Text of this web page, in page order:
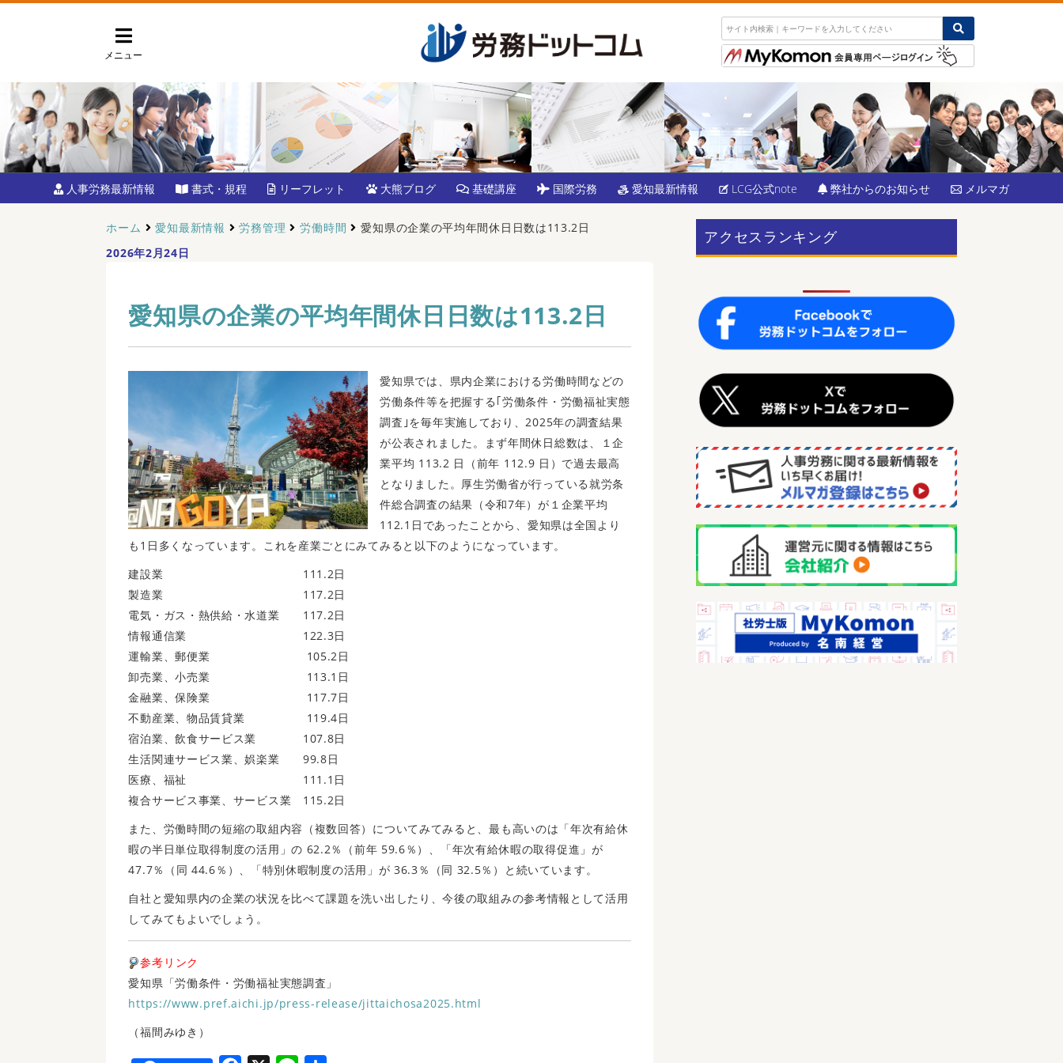
メニュー
人事労務最新情報 書式・規程 リーフレット 大熊ブログ 基礎講座 国際労務 愛知最新情報 LCG公式note 弊社からのお知らせ メルマガ
ホーム 愛知最新情報 労務管理 労働時間
愛知県の企業の平均年間休日日数は113.2日
2026年2月24日
愛知県の企業の平均年間休日日数は113.2日
愛知県では、県内企業における労働時間などの
労働条件等を把握する｢労働条件・労働福祉実態
調査｣を毎年実施しており、2025年の調査結果
が公表されました。まず年間休日総数は、１企
業平均 113.2 日（前年 112.9 日）で過去最高
となりました。厚生労働省が行っている就労条
件総合調査の結果（令和7年）が１企業平均
112.1日であったことから、愛知県は全国より
も1日多くなっています。これを産業ごとにみてみると以下のようになっています。
建設業 111.2日
製造業 117.2日
電気・ガス・熱供給・水道業 117.2日
情報通信業 122.3日
運輸業、郵便業 105.2日
卸売業、小売業 113.1日
金融業、保険業 117.7日
不動産業、物品賃貸業 119.4日
宿泊業、飲食サービス業 107.8日
生活関連サービス業、娯楽業 99.8日
医療、福祉 111.1日
複合サービス事業、サービス業 115.2日
また、労働時間の短縮の取組内容（複数回答）についてみてみると、最も高いのは「年次有給休
暇の半日単位取得制度の活用」の 62.2％（前年 59.6％）、「年次有給休暇の取得促進」が
47.7％（同 44.6％）、「特別休暇制度の活用」が 36.3％（同 32.5％）と続いています。
自社と愛知県内の企業の状況を比べて課題を洗い出したり、今後の取組みの参考情報として活用
してみてもよいでしょう。
参考リンク
愛知県「労働条件・労働福祉実態調査」
https://www.pref.aichi.jp/press-release/jittaichosa2025.html
（福間みゆき）
アクセスランキング